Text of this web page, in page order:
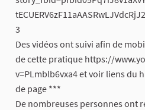
3
Des vidéos ont suivi afin de
de cette pratique https://
v=PLmblb6vxa4 et voir liens du
de page ***
De nombreuses personnes ont